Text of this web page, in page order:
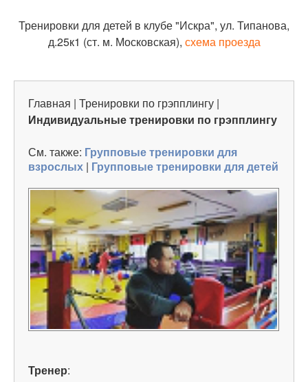
Тренировки для детей в клубе "Искра", ул. Типанова,
д.25к1 (ст. м. Московская), схема проезда
Главная | Тренировки по грэпплингу |
Индивидуальные тренировки по грэпплингу
См. также: Групповые тренировки для
взрослых | Групповые тренировки для детей
Тренер: